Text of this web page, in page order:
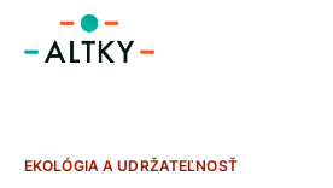
EKOLÓGIA A UDRŽATEĽNOSŤ